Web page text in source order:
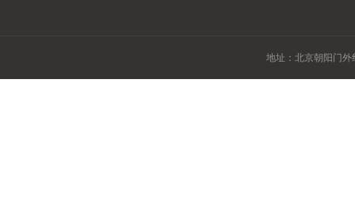
地址：北京朝阳门